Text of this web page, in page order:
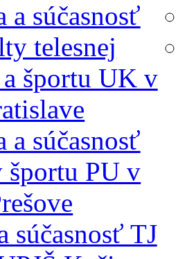
a súčasnosť
telesnej
športu UK v
a súčasnosť
športu PU v
súčasnosť TJ